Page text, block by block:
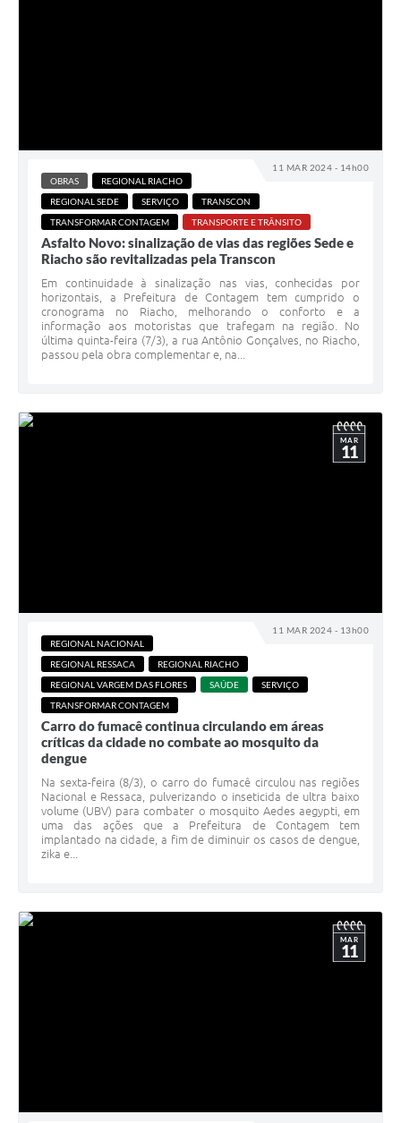
11 MAR 2024 - 14h00
OBRAS
REGIONAL RIACHO
REGIONAL SEDE
SERVIÇO
TRANSCON
TRANSFORMAR CONTAGEM
TRANSPORTE E TRÂNSITO
Asfalto Novo: sinalização de vias das regiões Sede e
Riacho são revitalizadas pela Transcon
Em continuidade à sinalização nas vias, conhecidas por
horizontais, a Prefeitura de Contagem tem cumprido o
cronograma no Riacho, melhorando o conforto e a
informação aos motoristas que trafegam na região. No
última quinta-feira (7/3), a rua Antônio Gonçalves, no Riacho,
passou pela obra complementar e, na...
11 MAR 2024 - 13h00
MAR
11
REGIONAL NACIONAL
REGIONAL RESSACA
REGIONAL RIACHO
REGIONAL VARGEM DAS FLORES
SAÚDE
SERVIÇO
TRANSFORMAR CONTAGEM
Carro do fumacê continua circulando em áreas
críticas da cidade no combate ao mosquito da
dengue
Na sexta-feira (8/3), o carro do fumacê circulou nas regiões
Nacional e Ressaca, pulverizando o inseticida de ultra baixo
volume (UBV) para combater o mosquito Aedes aegypti, em
uma das ações que a Prefeitura de Contagem tem
implantado na cidade, a fim de diminuir os casos de dengue,
zika e...
MAR
11